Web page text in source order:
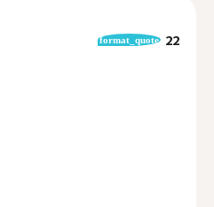
format_quote 22